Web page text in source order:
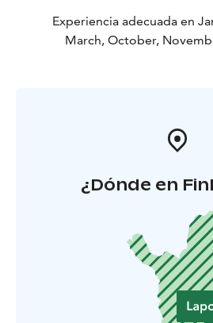
Experiencia adecuada en
March, October,
¿Dónde en